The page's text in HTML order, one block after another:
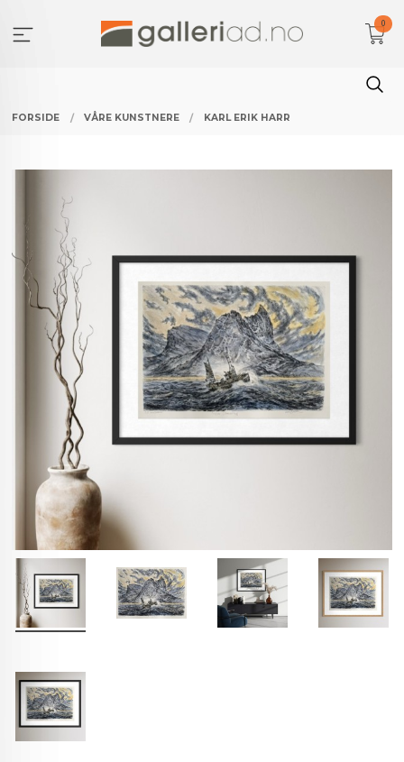
innholdet
0
FORSIDE VÅRE KUNSTNERE KARL ERIK HARR